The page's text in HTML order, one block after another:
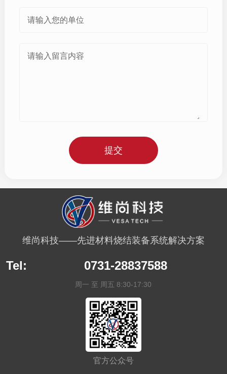
请输入您的单位
请输入留言内容
维尚科技——先进材料烧结装备系统解决方案
Tel: 0731-28837588
周一 至 周五 8:30-17:30
官方公众号